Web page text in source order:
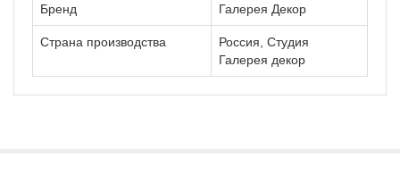
Бренд Галерея Декор
Страна производства
Россия, Студия
Галерея декор